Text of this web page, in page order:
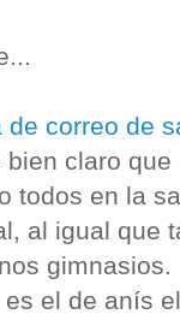
de correo de
claro
todos en la
al igual que
el de anís